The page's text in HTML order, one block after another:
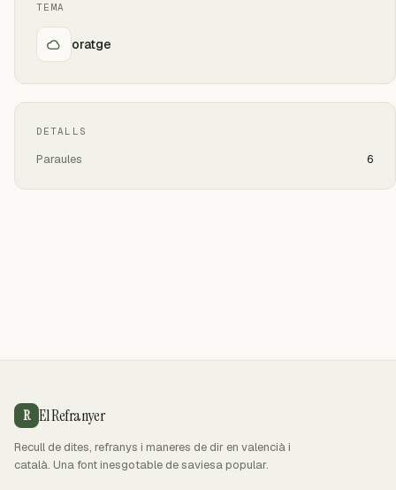
TEMA
oratge
DETALLS
Paraules 6
R El Refranyer
Recull de dites, refranys i maneres de dir en valencià i
català. Una font inesgotable de saviesa popular.